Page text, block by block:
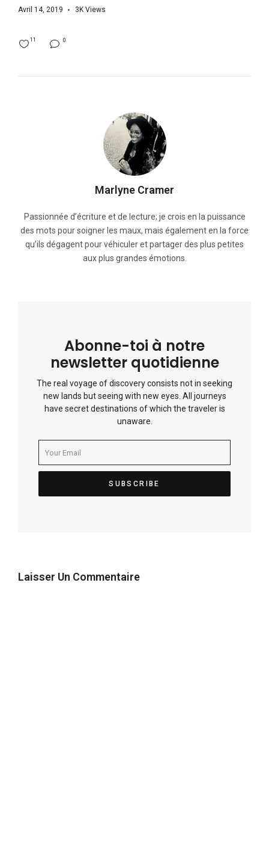
Avril 14, 2019 3K Views
0
11
Marlyne Cramer
Passionnée d’écriture et de lecture; je crois en la puissance
des mots pour soigner les maux, mais également en la force
qu’ils dégagent pour véhiculer et partager des plus petites
aux plus grandes émotions.
Abonne-toi à notre
newsletter quotidienne
The real voyage of discovery consists not in seeking
new lands but seeing with new eyes. All journeys
have secret destinations of which the traveler is
unaware.
Laisser Un Commentaire